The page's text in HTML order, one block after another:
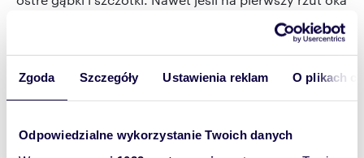
Zgoda Szczegóły Ustawienia reklam O plikach
Odpowiedzialne wykorzystanie Twoich danych
nic się nie dzieje, z czasem mogą pojawić się rysy,
Jak utrzymać wannę w świetnym stanie przez lata?